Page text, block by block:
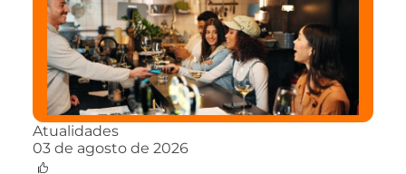
Atualidades
03 de agosto de 2026